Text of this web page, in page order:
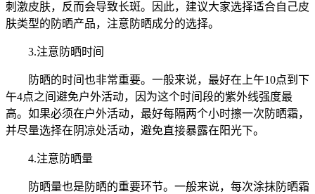
刺激皮肤，反而会导致长斑。因此，建议大家选择适合自己皮
肤类型的防晒产品，注意防晒成分的选择。
3.注意防晒时间
防晒的时间也非常重要。一般来说，最好在上午10点到下
午4点之间避免户外活动，因为这个时间段的紫外线强度最
高。如果必须在户外活动，最好每隔两个小时擦一次防晒霜，
并尽量选择在阴凉处活动，避免直接暴露在阳光下。
4.注意防晒量
防晒量也是防晒的重要环节。一般来说，每次涂抹防晒霜